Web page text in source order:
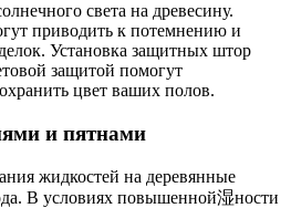
света на древесину.
приводить к потемнению и
Установка защитных штор
защитой помогут
цвет ваших полов.
и пятнами
жидкостей на деревянные
В условиях повышенной湿ности